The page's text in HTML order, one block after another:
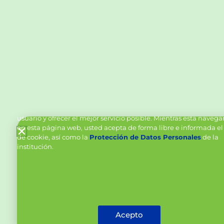
usuario y ofrecer el mejor servicio posible. Mientras está
en esta página web, usted acepta de forma libre e informada el
de cookie, así como la Protección de Datos Personalesde la
institución.
Acepto